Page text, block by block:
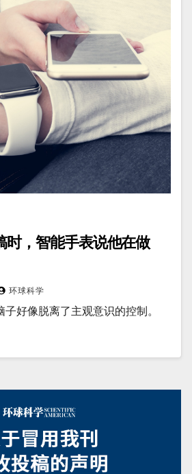
时，智能手表说他在做
环球科学
好像脱离了主观意识的控制。